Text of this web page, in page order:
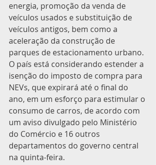
energia, promoção da venda de
veículos usados e substituição de
veículos antigos, bem como a
aceleração da construção de
parques de estacionamento urbano.
O país está considerando estender a
isenção do imposto de compra para
NEVs, que expirará até o final do
ano, em um esforço para estimular o
consumo de carros, de acordo com
um aviso divulgado pelo Ministério
do Comércio e 16 outros
departamentos do governo central
na quinta-feira.